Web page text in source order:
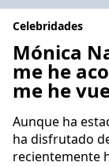
Celebridades
Mónica
me he
me he
Aunque ha
ha disfrutado
recientemente